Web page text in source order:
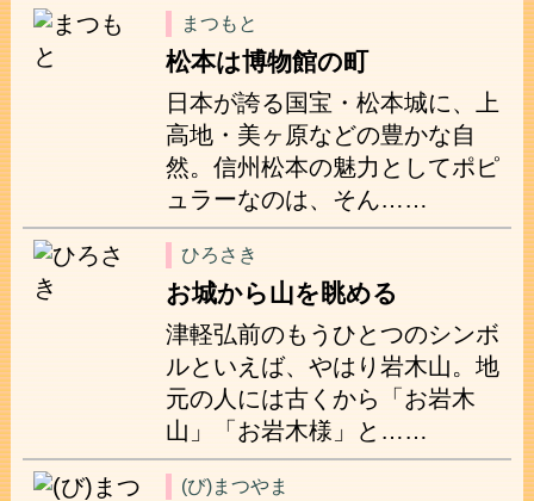
まつもと
松本は博物館の町
日本が誇る国宝・松本城に、上
高地・美ヶ原などの豊かな自
然。信州松本の魅力としてポピ
ュラーなのは、そん……
ひろさき
お城から山を眺める
津軽弘前のもうひとつのシンボ
ルといえば、やはり岩木山。地
元の人には古くから「お岩木
山」「お岩木様」と……
(び)まつやま